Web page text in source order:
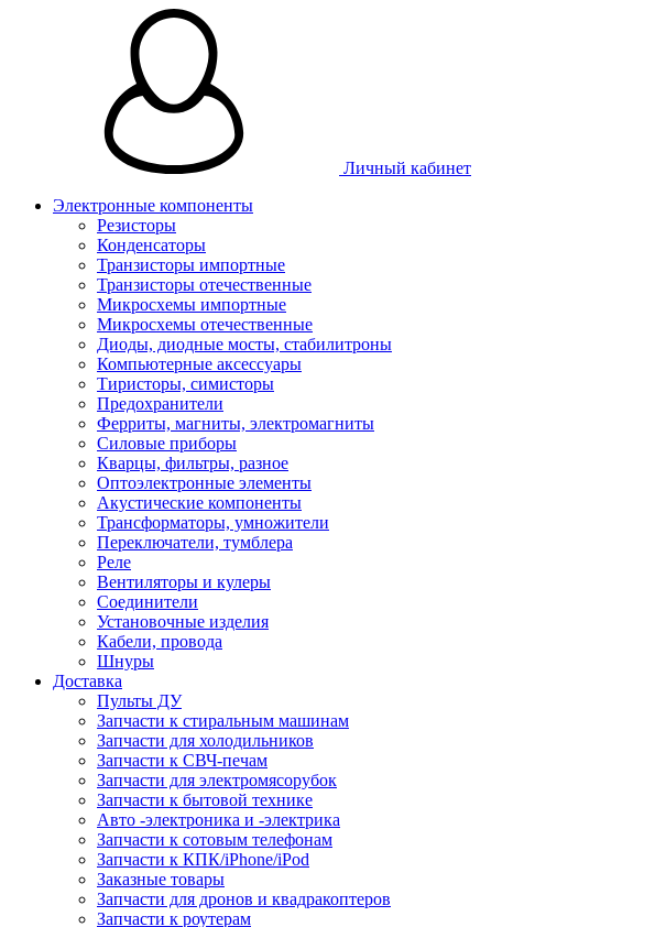
Личный кабинет
Электронные компоненты
Резисторы
Конденсаторы
Транзисторы импортные
Транзисторы отечественные
Микросхемы импортные
Микросхемы отечественные
Диоды, диодные мосты, стабилитроны
Компьютерные аксессуары
Тиристоры, симисторы
Предохранители
Ферриты, магниты, электромагниты
Силовые приборы
Кварцы, фильтры, разное
Оптоэлектронные элементы
Акустические компоненты
Трансформаторы, умножители
Переключатели, тумблера
Реле
Вентиляторы и кулеры
Соединители
Установочные изделия
Кабели, провода
Шнуры
Доставка
Пульты ДУ
Запчасти к стиральным машинам
Запчасти для холодильников
Запчасти к СВЧ-печам
Запчасти для электромясорубок
Запчасти к бытовой технике
Авто -электроника и -электрика
Запчасти к сотовым телефонам
Запчасти к КПК/iPhone/iPod
Заказные товары
Запчасти для дронов и квадракоптеров
Запчасти к роутерам